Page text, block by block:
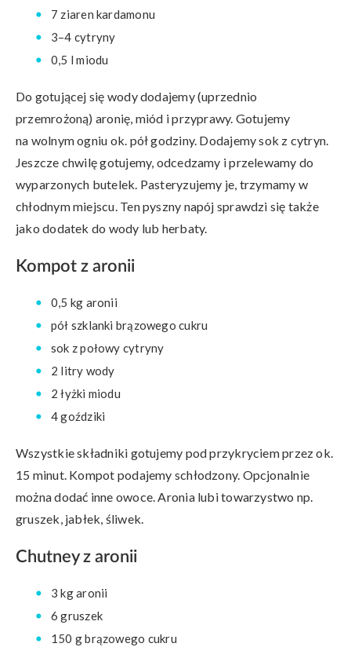
7 ziaren kardamonu
3–4 cytryny
0,5 l miodu
Do gotującej się wody dodajemy (uprzednio
przemrożoną) aronię, miód i przyprawy. Gotujemy
na wolnym ogniu ok. pół godziny. Dodajemy sok z cytryn.
Jeszcze chwilę gotujemy, odcedzamy i przelewamy do
wyparzonych butelek. Pasteryzujemy je, trzymamy w
chłodnym miejscu. Ten pyszny napój sprawdzi się także
jako dodatek do wody lub herbaty.
Kompot z aronii
0,5 kg aronii
pół szklanki brązowego cukru
sok z połowy cytryny
2 litry wody
2 łyżki miodu
4 goździki
Wszystkie składniki gotujemy pod przykryciem przez ok.
15 minut. Kompot podajemy schłodzony. Opcjonalnie
można dodać inne owoce. Aronia lubi towarzystwo np.
gruszek, jabłek, śliwek.
Chutney z aronii
3 kg aronii
6 gruszek
150 g brązowego cukru